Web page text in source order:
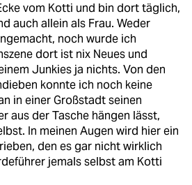
vom Kotti und bin dort täglich,
auch allein als Frau. Weder
noch wurde ich
dort ist nix Neues und
Junkies ja nichts. Von den
konnte ich noch keine
in einer Großstadt seinen
aus der Tasche hängen lässt,
In meinen Augen wird hier ein
den es gar nicht wirklich
jemals selbst am Kotti